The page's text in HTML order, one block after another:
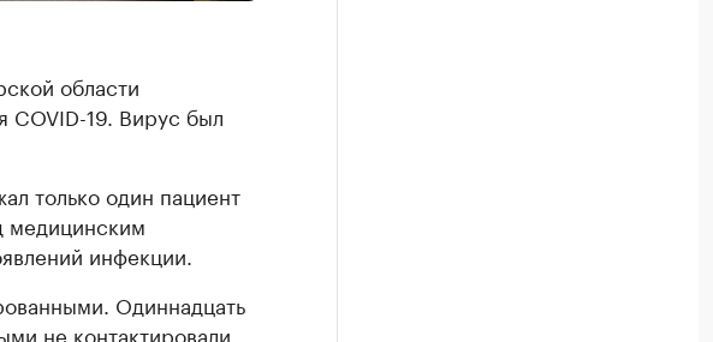
области
COVID-19. Вирус был
только один пациент
медицинским
инфекции.
Одиннадцать
не контактировали.